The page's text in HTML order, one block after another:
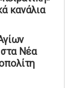
κανάλια
Νέα